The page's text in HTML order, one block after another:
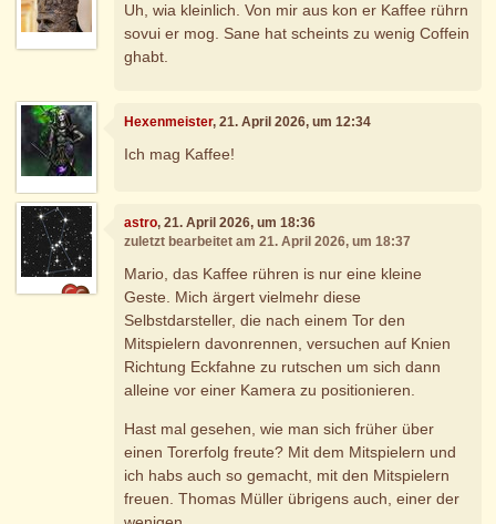
Uh, wia kleinlich. Von mir aus kon er Kaffee rührn
sovui er mog. Sane hat scheints zu wenig Coffein
ghabt.
Hexenmeister, 21. April 2026, um 12:34
Ich mag Kaffee!
astro, 21. April 2026, um 18:36
zuletzt bearbeitet am 21. April 2026, um 18:37
Mario, das Kaffee rühren is nur eine kleine
Geste. Mich ärgert vielmehr diese
Selbstdarsteller, die nach einem Tor den
Mitspielern davonrennen, versuchen auf Knien
Richtung Eckfahne zu rutschen um sich dann
alleine vor einer Kamera zu positionieren.
Hast mal gesehen, wie man sich früher über
einen Torerfolg freute? Mit dem Mitspielern und
ich habs auch so gemacht, mit den Mitspielern
freuen. Thomas Müller übrigens auch, einer der